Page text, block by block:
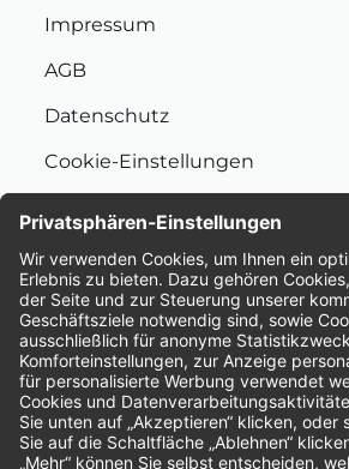
Impressum
AGB
Datenschutz
Cookie-Einstellungen
Bewertungen